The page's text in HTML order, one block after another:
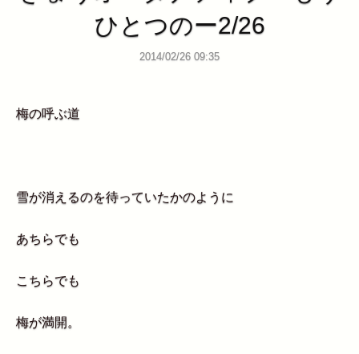
ひとつのー2/26
2014/02/26 09:35
梅の呼ぶ道
雪が消えるのを待っていたかのように
あちらでも
こちらでも
梅が満開。